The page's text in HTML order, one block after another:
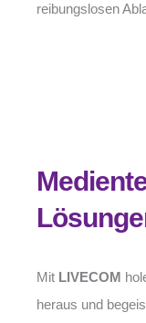
reibungslosen
Mit LIVECOM
heraus und